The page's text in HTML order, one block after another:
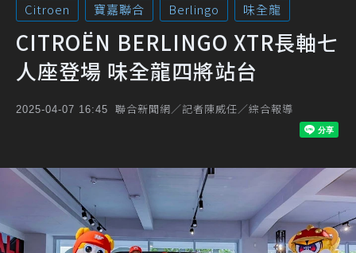
Citroen
寶嘉聯合 Berlingo 味全龍
CITROËN BERLINGO XTR長軸七
人座登場 味全龍四將站台
2025-04-07 16:45 聯合新聞網／記者陳威任／綜合報導